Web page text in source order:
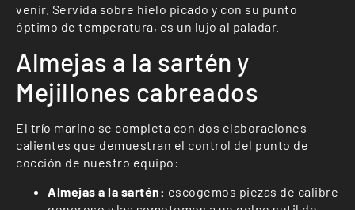
venir. Servida sobre hielo picado y con su punto
óptimo de temperatura, es un lujo al paladar.
Almejas a la sartén y
Mejillones cabreados
El trío marino se completa con dos elaboraciones
calientes que demuestran el control del punto de
cocción de nuestro equipo:
Almejas a la sartén: escogemos piezas de calibre